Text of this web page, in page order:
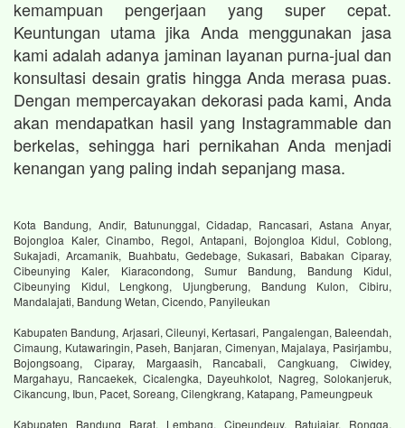
kemampuan pengerjaan yang super cepat.
Keuntungan utama jika Anda menggunakan jasa
kami adalah adanya jaminan layanan purna-jual dan
konsultasi desain gratis hingga Anda merasa puas.
Dengan mempercayakan dekorasi pada kami, Anda
akan mendapatkan hasil yang Instagrammable dan
berkelas, sehingga hari pernikahan Anda menjadi
kenangan yang paling indah sepanjang masa.
Kota Bandung, Andir, Batununggal, Cidadap, Rancasari, Astana Anyar,
Bojongloa Kaler, Cinambo, Regol, Antapani, Bojongloa Kidul, Coblong,
Sukajadi, Arcamanik, Buahbatu, Gedebage, Sukasari, Babakan Ciparay,
Cibeunying Kaler, Kiaracondong, Sumur Bandung, Bandung Kidul,
Cibeunying Kidul, Lengkong, Ujungberung, Bandung Kulon, Cibiru,
Mandalajati, Bandung Wetan, Cicendo, Panyileukan
Kabupaten Bandung, Arjasari, Cileunyi, Kertasari, Pangalengan, Baleendah,
Cimaung, Kutawaringin, Paseh, Banjaran, Cimenyan, Majalaya, Pasirjambu,
Bojongsoang, Ciparay, Margaasih, Rancabali, Cangkuang, Ciwidey,
Margahayu, Rancaekek, Cicalengka, Dayeuhkolot, Nagreg, Solokanjeruk,
Cikancung, Ibun, Pacet, Soreang, Cilengkrang, Katapang, Pameungpeuk
Kabupaten Bandung Barat, Lembang, Cipeundeuy, Batujajar, Rongga,